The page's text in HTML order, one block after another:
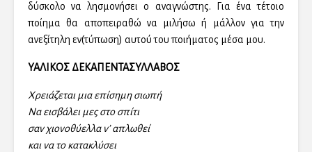
δύσκολο να λησμονήσει ο αναγνώστης. Για ένα τέτοιο
ποίημα θα αποπειραθώ να μιλήσω ή μάλλον για την
ανεξίτηλη εν(τύπωση) αυτού του ποιήματος μέσα μου.
ΥΑΛΙΚΟΣ ΔΕΚΑΠΕΝΤΑΣΥΛΛΑΒΟΣ
Χρειάζεται μια επίσημη σιωπή
Να εισβάλει μες στο σπίτι
σαν χιονοθύελλα ν’ απλωθεί
και να το κατακλύσει